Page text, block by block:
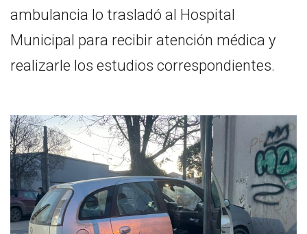
ambulancia lo trasladó al Hospital
Municipal para recibir atención médica y
realizarle los estudios correspondientes.